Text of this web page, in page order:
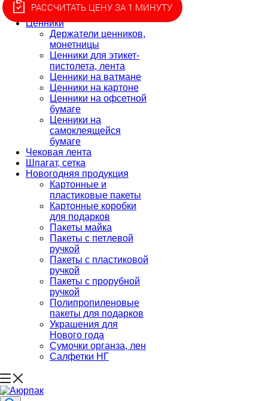
Разное
Ценники
Держатели ценников,
монетницы
Ценники для этикет-
пистолета, лента
Ценники на ватмане
Ценники на картоне
Ценники на офсетной
бумаге
Ценники на
самоклеящейся
бумаге
Чековая лента
Шпагат, сетка
Новогодняя продукция
Картонные и
пластиковые пакеты
Картонные коробки
для подарков
Пакеты майка
Пакеты с петлевой
ручкой
Пакеты с пластиковой
ручкой
Пакеты с прорубной
ручкой
Полипропиленовые
пакеты для подарков
Украшения для
Нового года
Сумочки органза, лен
Салфетки НГ
РАССЧИТАТЬ ЦЕНУ ЗА 1 МИНУТУ